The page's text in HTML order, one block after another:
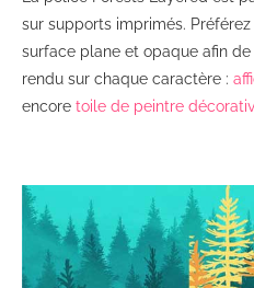
sur supports imprimés.
surface plane et opaque afin
rendu sur chaque caractère :
encore toile de peintre